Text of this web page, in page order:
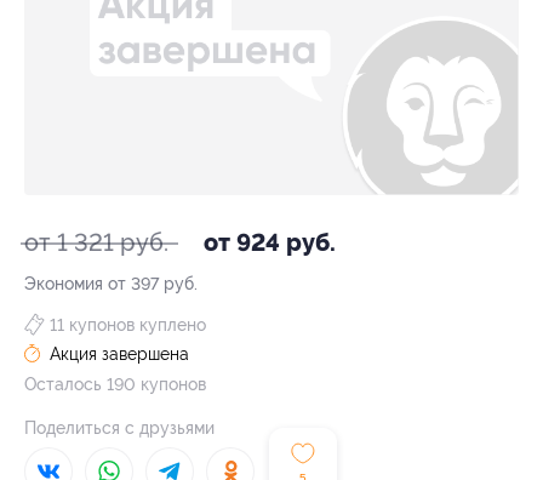
от 1 321 руб. от 924 руб.
Экономия от 397 руб.
11 купонов куплено
Акция завершена
Осталось 190 купонов
Поделиться с друзьями